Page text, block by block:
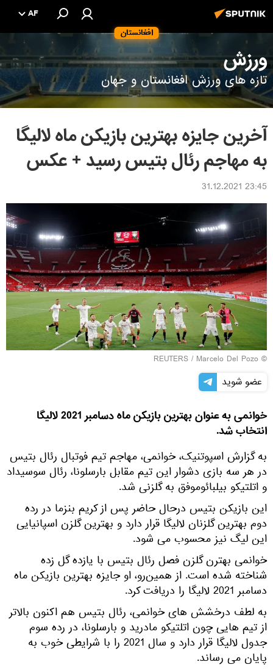
افغانستان
AF
ورزش
تازه های ورزش افغانستان و جهان
آخرین جایزه بهترین بازیکن ماه لالیگا
به مهاجم رئال بتیس رسید + عکس
23:45 31.12.2021
©
REUTERS / Marcelo Del Pozo
عضو شوید
خوانمی به عنوان بهترین بازیکن ماه دسامبر 2021 لالیگا
انتخاب شد.
به گزارش اسپوتنیک، خوانمی، مهاجم تیم فوتبال رئال بتیس
در هر سه بازی دشوار این تیم مقابل بارسلونا، رئال سوسیداد
و اتلتیکو بیلبائوموفق به گلزنی شد.
این بازیکن بتیس درحال حاضر پس از کریم بنزما در رده
دوم بهترین گلزنان لالیگا قرار دارد و بهترین گلزن اسپانیایی
این لیگ نیز محسوب می شود.
خوانمی بهترن گلزن فصل رئال بتیس با یازده گل زده
شناخته شده است. از همین‌رو، او جایزه بهترین بازیکن ماه
دسامبر 2021 لالیگا را دریافت کرد.
به لطف درخشش های خوانمی، رئال بتیس هم اکنون بالاتر
از تیم هایی چون اتلتیکو مادرید و بارسلونا، در رده سوم
جدول لالیگا قرار دارد و سال 2021 را با شرایطی خوب به
پایان می رساند.